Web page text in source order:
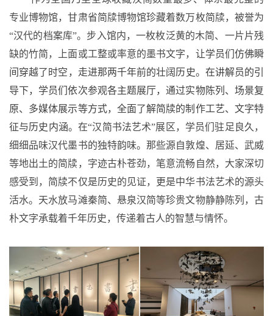
专业博物馆，甘肃省简牍博物馆珍藏着数万枚简牍，被誉为
“汉代的档案库”。步入馆内，一枚枚泛黄的木简、一片片残
缺的竹简，上面或工整或率意的墨书文字， 让学员们仿佛瞬
间 穿越了 时空，走进那两千年前的壮阔历史。在讲解员的引
导下，学员们依次参观各主题展厅，通过实物陈列、场景复
原、多媒体展示等方式，全面了解简牍的制作工艺、文字特
征与历史内涵。在“汉简书法艺术”展区，学员们驻足良久，
细细品味汉代墨书的独特韵味。那些源自敦煌、居延、武威
等地出土的简牍，字迹古朴苍劲，笔意流畅自然，大家深切
感受到，简牍不仅是历史的见证，更是中华书法艺术的源头
活水。天水放马滩秦简、悬泉汉简等珍贵文物静静陈列，古
朴文字承载着千年历史，传递着古人的智慧与情怀。